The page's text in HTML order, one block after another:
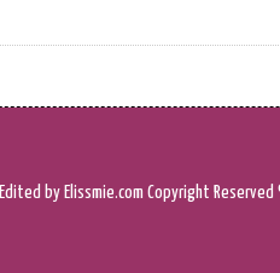
Edited by Elissmie.com Copyright Reserved